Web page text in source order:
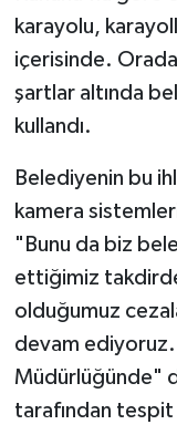
karayolu,
içerisinde.
şartlar altında
kullandı.
Belediyenin bu
kamera
"Bunu da biz
ettiğimiz
olduğumuz
devam
Müdürlüğünde"
tarafından